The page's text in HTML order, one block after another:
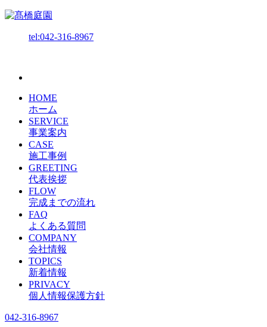
tel:042-316-8967
HOME
ホーム
SERVICE
事業案内
CASE
施工事例
GREETING
代表挨拶
FLOW
完成までの流れ
FAQ
よくある質問
COMPANY
会社情報
TOPICS
新着情報
PRIVACY
個人情報保護方針
042-316-8967